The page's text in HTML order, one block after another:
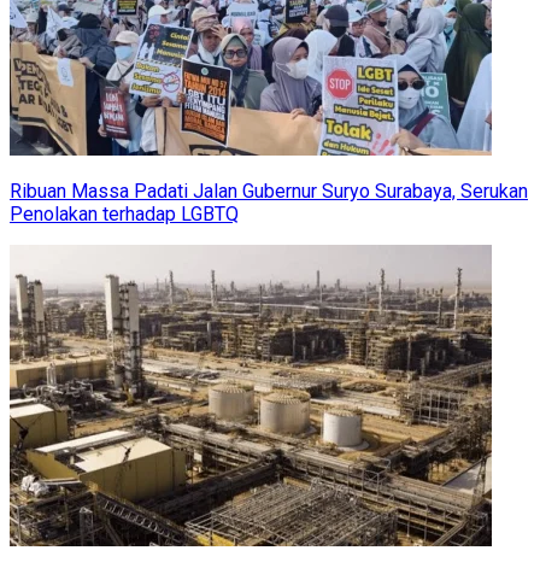
Ribuan Massa Padati Jalan Gubernur Suryo Surabaya, Serukan
Penolakan terhadap LGBTQ